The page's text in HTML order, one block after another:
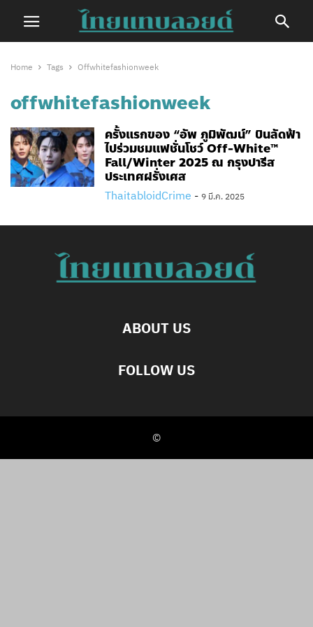
Home Tags Offwhitefashionweek
offwhitefashionweek
ครั้งแรกของ “อัพ ภูมิพัฒน์” บินลัดฟ้า
ไปร่วมชมแฟชั่นโชว์ Off-White™
Fall/Winter 2025 ณ กรุงปารีส
ประเทศฝรั่งเศส
ThaitabloidCrime - 9 มี.ค. 2025
ABOUT US
FOLLOW US
©